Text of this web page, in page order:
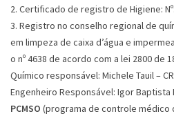
2. Certificado de registro de Higiene:
3. Registro no conselho regional de
em limpeza de caixa d’água e
o nº 4638 de acordo com a lei 2800 de
Químico responsável: Michele Tauil –
Engenheiro Responsável: Igor Baptista
PCMSO (programa de controle médico